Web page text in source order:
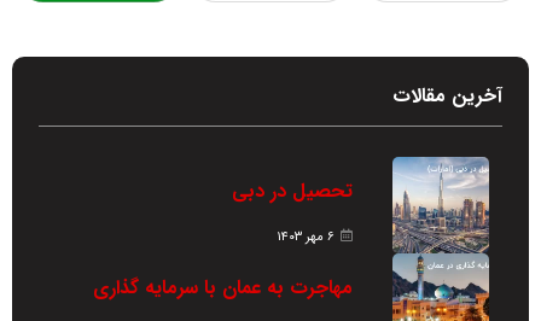
آخرین مقالات
تحصیل در دبی
۶ مهر ۱۴۰۳
مهاجرت به عمان با سرمایه گذاری